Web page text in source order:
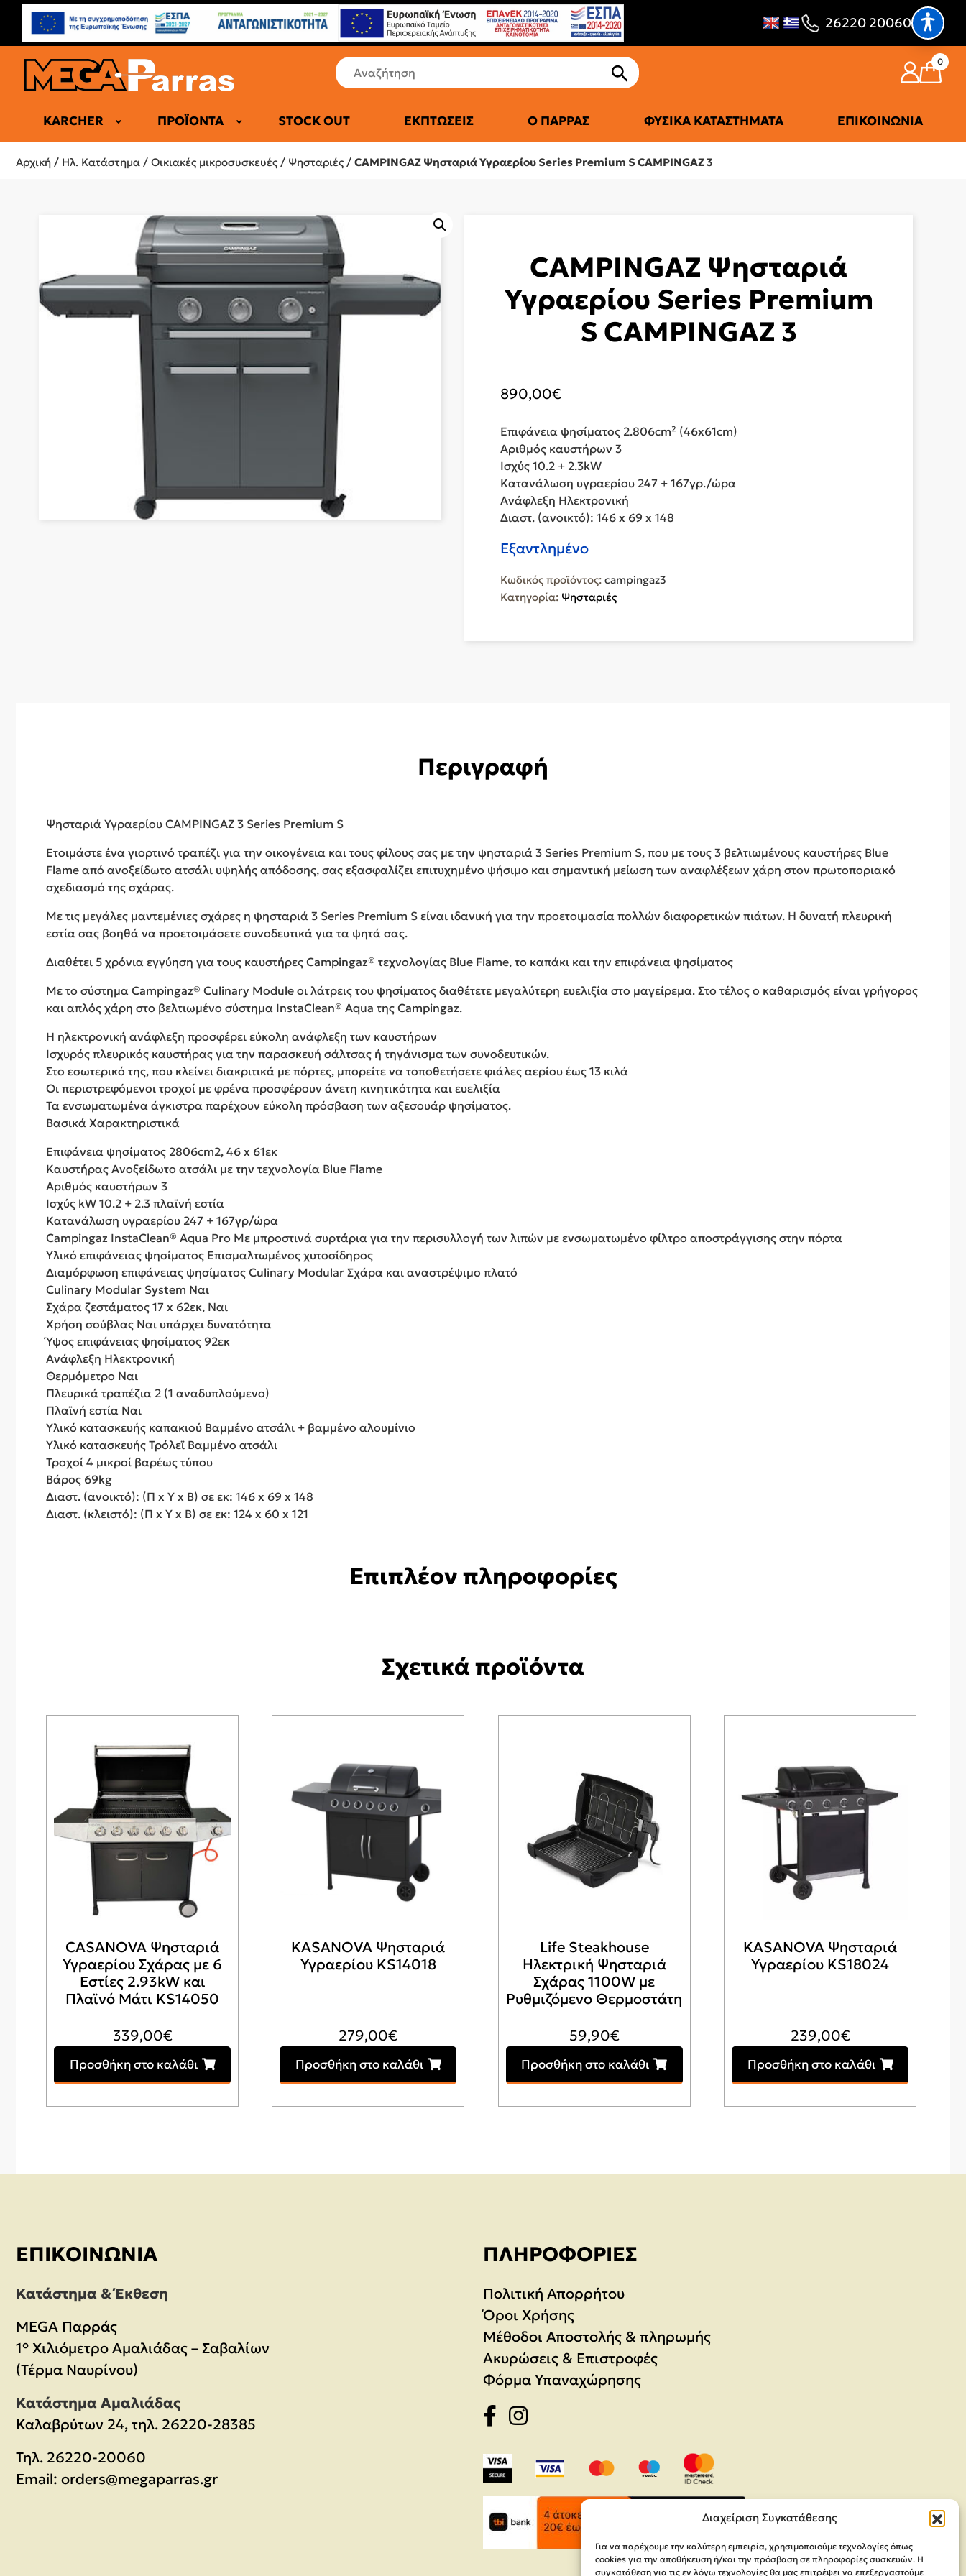
Διαχείριση Συγκατάθεσης
Για να παρέχουμε την καλύτερη εμπειρία, χρησιμοποιούμε τεχνολογίες όπως
cookies για την αποθήκευση ή/και την πρόσβαση σε πληροφορίες συσκευών. Η
συγκατάθεση για τις εν λόγω τεχνολογίες θα μας επιτρέψει να επεξεργαστούμε
26220 20060
0
KARCHER ΠΡΟΪΌΝΤΑ
ΕΠΑΓΓΕΛΜΑΤΙΚΆ ΨΥΓΕΊΑ
STOCK OUT ΕΚΠΤΏΣΕΙΣ Ο ΠΑΡΡΆΣ ΦΥΣΙΚΆ ΚΑΤΑΣΤΉΜΑΤΑ ΕΠΙΚΟΙΝΩΝΊΑ
Αρχική / Ηλ. Κατάστημα / Οικιακές μικροσυσκευές / Ψησταριές / CAMPINGAZ Ψησταριά Υγραερίου Series Premium S CAMPINGAZ 3
CAMPINGAZ Ψησταριά
Υγραερίου Series Premium
S CAMPINGAZ 3
890,00€
Επιφάνεια ψησίματος 2.806cm² (46x61cm)
Αριθμός καυστήρων 3
Ισχύς 10.2 + 2.3kW
Κατανάλωση υγραερίου 247 + 167γρ./ώρα
Ανάφλεξη Ηλεκτρονική
Διαστ. (ανοικτό): 146 x 69 x 148
Εξαντλημένο
Κωδικός προϊόντος: campingaz3
Κατηγορία: Ψησταριές
Περιγραφή
Ψησταριά Υγραερίου CAMPINGAZ 3 Series Premium S
Ετοιμάστε ένα γιορτινό τραπέζι για την οικογένεια και τους φίλους σας με την ψησταριά 3 Series Premium S, που με τους 3 βελτιωμένους καυστήρες Blue
Flame από ανοξείδωτο ατσάλι υψηλής απόδοσης, σας εξασφαλίζει επιτυχημένο ψήσιμο και σημαντική μείωση των αναφλέξεων χάρη στον πρωτοποριακό
σχεδιασμό της σχάρας.
Με τις μεγάλες μαντεμένιες σχάρες η ψησταριά 3 Series Premium S είναι ιδανική για την προετοιμασία πολλών διαφορετικών πιάτων. Η δυνατή πλευρική
εστία σας βοηθά να προετοιμάσετε συνοδευτικά για τα ψητά σας.
Διαθέτει 5 χρόνια εγγύηση για τους καυστήρες Campingaz® τεχνολογίας Blue Flame, το καπάκι και την επιφάνεια ψησίματος
Με το σύστημα Campingaz® Culinary Module οι λάτρεις του ψησίματος διαθέτετε μεγαλύτερη ευελιξία στο μαγείρεμα. Στο τέλος ο καθαρισμός είναι γρήγορος
και απλός χάρη στο βελτιωμένο σύστημα InstaClean® Aqua της Campingaz.
Η ηλεκτρονική ανάφλεξη προσφέρει εύκολη ανάφλεξη των καυστήρων
Ισχυρός πλευρικός καυστήρας για την παρασκευή σάλτσας ή τηγάνισμα των συνοδευτικών.
Στο εσωτερικό της, που κλείνει διακριτικά με πόρτες, μπορείτε να τοποθετήσετε φιάλες αερίου έως 13 κιλά
Οι περιστρεφόμενοι τροχοί με φρένα προσφέρουν άνετη κινητικότητα και ευελιξία
Τα ενσωματωμένα άγκιστρα παρέχουν εύκολη πρόσβαση των αξεσουάρ ψησίματος.
Βασικά Χαρακτηριστικά
Επιφάνεια ψησίματος 2806cm2, 46 x 61εκ
Καυστήρας Ανοξείδωτο ατσάλι με την τεχνολογία Blue Flame
Αριθμός καυστήρων 3
Ισχύς kW 10.2 + 2.3 πλαϊνή εστία
Κατανάλωση υγραερίου 247 + 167γρ/ώρα
Campingaz InstaClean® Aqua Pro Με μπροστινά συρτάρια για την περισυλλογή των λιπών με ενσωματωμένο φίλτρο αποστράγγισης στην πόρτα
Υλικό επιφάνειας ψησίματος Επισμαλτωμένος χυτοσίδηρος
Διαμόρφωση επιφάνειας ψησίματος Culinary Modular Σχάρα και αναστρέψιμο πλατό
Culinary Modular System Ναι
Σχάρα ζεστάματος 17 x 62εκ, Ναι
Χρήση σούβλας Ναι υπάρχει δυνατότητα
Ύψος επιφάνειας ψησίματος 92εκ
Ανάφλεξη Ηλεκτρονική
Θερμόμετρο Ναι
Πλευρικά τραπέζια 2 (1 αναδυπλούμενο)
Πλαϊνή εστία Ναι
Υλικό κατασκευής καπακιού Βαμμένο ατσάλι + βαμμένο αλουμίνιο
Υλικό κατασκευής Τρόλεϊ Βαμμένο ατσάλι
Τροχοί 4 μικροί βαρέως τύπου
Βάρος 69kg
Διαστ. (ανοικτό): (Π x Υ x Β) σε εκ: 146 x 69 x 148
Διαστ. (κλειστό): (Π x Υ x Β) σε εκ: 124 x 60 x 121
Επιπλέον πληροφορίες
Σχετικά προϊόντα
CASANOVA Ψησταριά
Υγραερίου Σχάρας με 6
Εστίες 2.93kW και
Πλαϊνό Μάτι KS14050
339,00€
Προσθήκη στο καλάθι
KASANOVA Ψησταριά
Υγραερίου KS14018
279,00€
Προσθήκη στο καλάθι
Life Steakhouse
Ηλεκτρική Ψησταριά
Σχάρας 1100W με
Ρυθμιζόμενο Θερμοστάτη
59,90€
Προσθήκη στο καλάθι
KASANOVA Ψησταριά
Υγραερίου KS18024
239,00€
Προσθήκη στο καλάθι
ΕΠΙΚΟΙΝΩΝΊΑ
Κατάστημα & Έκθεση
MEGA Παρράς
1° Χιλιόμετρο Αμαλιάδας – Σαβαλίων
(Τέρμα Ναυρίνου)
Κατάστημα Αμαλιάδας
Καλαβρύτων 24, τηλ. 26220-28385
Τηλ. 26220-20060
Email: orders@megaparras.gr
ΠΛΗΡΟΦΟΡΊΕΣ
Πολιτική Απορρήτου
Όροι Χρήσης
Μέθοδοι Αποστολής & πληρωμής
Ακυρώσεις & Επιστροφές
Φόρμα Υπαναχώρησης